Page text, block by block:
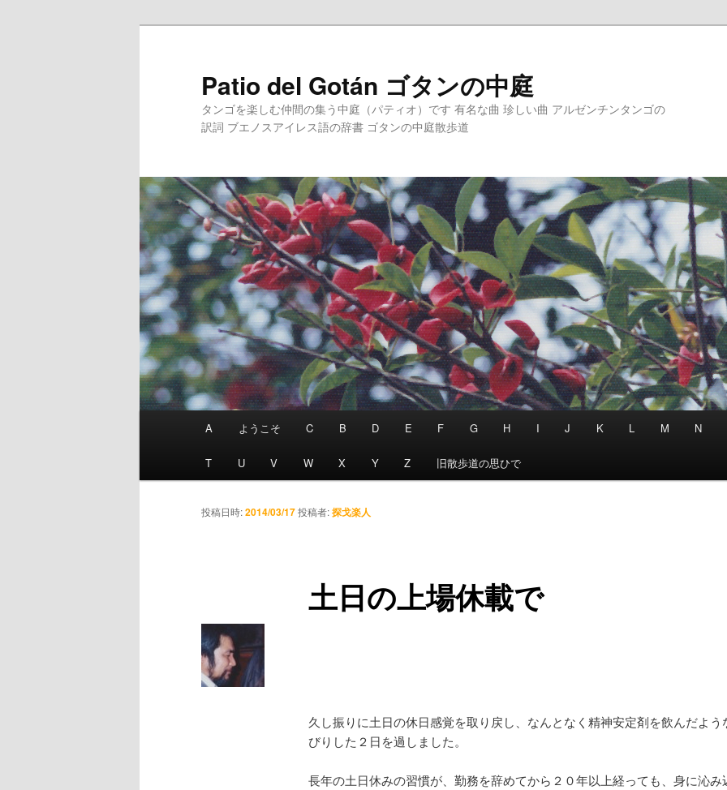
Patio del Gotán ゴタンの中庭
タンゴを楽しむ仲間の集う中庭（パティオ）です 有名な曲 珍しい曲 アルゼンチンタンゴの
訳詞 ブエノスアイレス語の辞書 ゴタンの中庭散歩道
A ようこそ C B D E F G H I J K L M N
T U V W X Y Z 旧散歩道の思ひで
土日の上場休載で
投稿日時:2014/03/17投稿者:探戈楽人
久し振りに土日の休日感覚を取り戻し、なんとなく精神安定剤を飲んだよう
びりした２日を過しました。
長年の土日休みの習慣が、勤務を辞めてから２０年以上経っても、身に沁み